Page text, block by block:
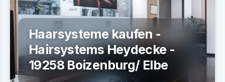
Haarsysteme kaufen -
Hairsystems Heydecke -
19258 Boizenburg/ Elbe